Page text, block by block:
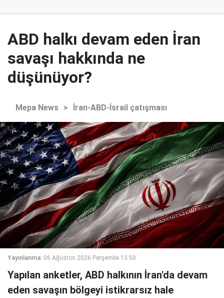
ABD halkı devam eden İran
savaşı hakkında ne
düşünüyor?
Mepa News > İran-ABD-İsrail çatışması
Yayınlanma: 06 Ağustos 2026 Perşembe 13:50
Yapılan anketler, ABD halkının İran'da devam
eden savaşın bölgeyi istikrarsız hale